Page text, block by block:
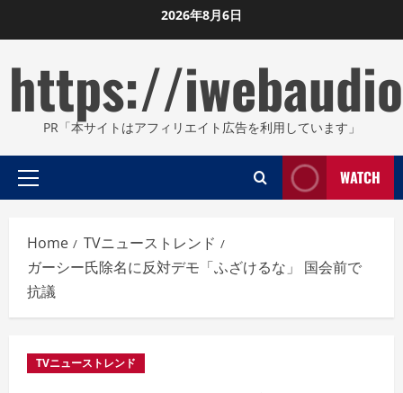
to
2026年8月6日
https://
PR「本サイトはアフィリエイト広告を利用しています」
Primary
WATCH
Home
TVニューストレンド
ガーシー氏除名に反対デモ「ふざけるな」 国会前で
抗議
TVニューストレンド